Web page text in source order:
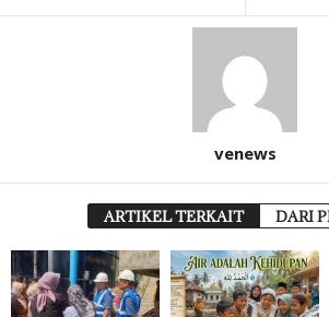
venews
ARTIKEL TERKAIT DARI